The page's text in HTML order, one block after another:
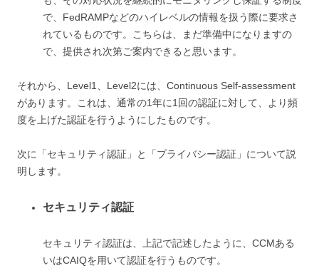
で、FedRAMPなどのハイレベルの情報を扱う際に要求さ
れているものです。こちらは、まだ準備中になりますの
で、提供され次第ご案内できると思います。
それから、Level1、Level2には、Continuous Self-assessment
があります。これは、通常の1年に1回の認証に対して、より頻
度を上げた認証を行うようにしたものです。
次に「セキュリティ認証」と「プライバシー認証」について説
明します。
セキュリティ認証
セキュリティ認証は、上記で記述したように、CCMある
いはCAIQを用いて認証を行うものです。